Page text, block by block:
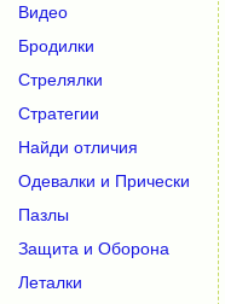
Видео
Бродилки
Стрелялки
Стратегии
Найди отличия
Одевалки и Прически
Пазлы
Защита и Оборона
Леталки